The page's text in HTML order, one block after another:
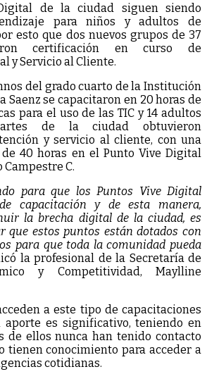
de la ciudad siguen siendo
para niños y adultos de
esto que dos nuevos grupos de 37
certificación en curso de
y Servicio al Cliente.
del grado cuarto de la Institución
Saenz se capacitaron en 20 horas de
para el uso de las TIC y 14 adultos
de la ciudad obtuvieron
y servicio al cliente, con una
40 horas en el Punto Vive Digital
C.
para que los Puntos Vive Digital
capacitación y de esta manera,
la brecha digital de la ciudad, es
que estos puntos están dotados con
para que toda la comunidad pueda
la profesional de la Secretaría de
y Competitividad, Maylline
a este tipo de capacitaciones
es significativo, teniendo en
de ellos nunca han tenido contacto
tienen conocimiento para acceder a
cotidianas.